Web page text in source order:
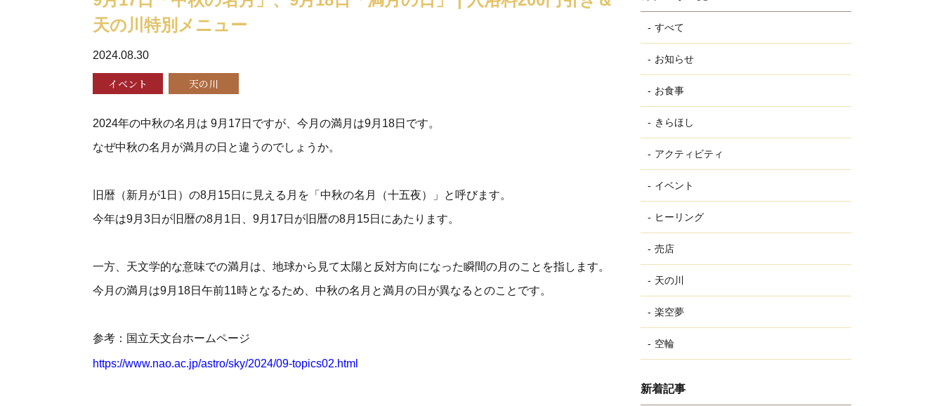
天の川特別メニュー
2024.08.30
イベント 天の川
2024年の中秋の名月は 9月17日ですが、今月の満月は9月18日です。
なぜ中秋の名月が満月の日と違うのでしょうか。
旧暦（新月が1日）の8月15日に見える月を「中秋の名月（十五夜）」と呼びます。
今年は9月3日が旧暦の8月1日、9月17日が旧暦の8月15日にあたります。
一方、天文学的な意味での満月は、地球から見て太陽と反対方向になった瞬間の月のことを指します。
今月の満月は9月18日午前11時となるため、中秋の名月と満月の日が異なるとのことです。
参考：国立天文台ホームページ
https://www.nao.ac.jp/astro/sky/2024/09-topics02.html
すべて
お知らせ
お食事
きらほし
アクティビティ
イベント
ヒーリング
売店
天の川
楽空夢
空輪
新着記事